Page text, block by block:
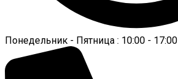
Понедельник - Пятница : 10:00 - 17:00